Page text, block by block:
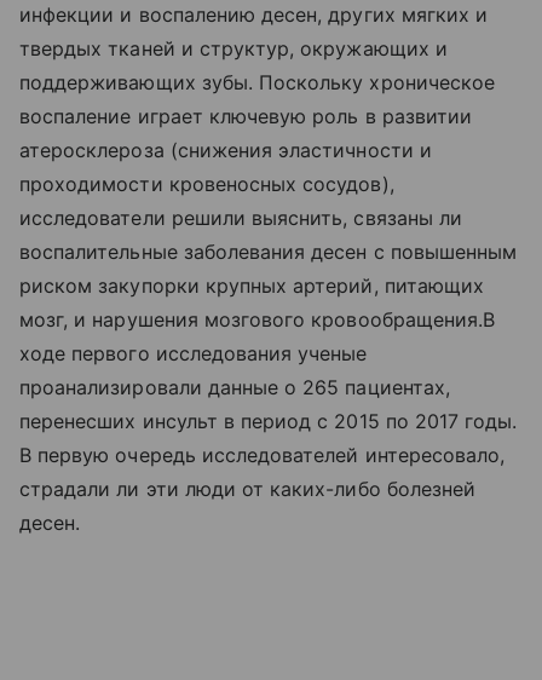
инфекции и воспалению десен, других мягких и
твердых тканей и структур, окружающих и
поддерживающих зубы. Поскольку хроническое
воспаление играет ключевую роль в развитии
атеросклероза (снижения эластичности и
проходимости кровеносных сосудов),
исследователи решили выяснить, связаны ли
воспалительные заболевания десен с повышенным
риском закупорки крупных артерий, питающих
мозг, и нарушения мозгового кровообращения.В
ходе первого исследования ученые
проанализировали данные о 265 пациентах,
перенесших инсульт в период с 2015 по 2017 годы.
В первую очередь исследователей интересовало,
страдали ли эти люди от каких-либо болезней
десен.